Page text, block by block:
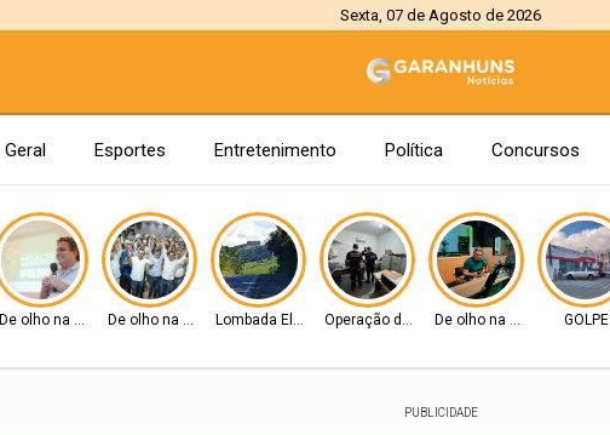
Sexta, 07 de Agosto de 2026
Geral Esportes Entretenimento Política Concursos
De olho na AlepeDe olho na SenadoLombada EletrônicaOperação da PF e CGUDe olho na Alepe GOLPE
PUBLICIDADE